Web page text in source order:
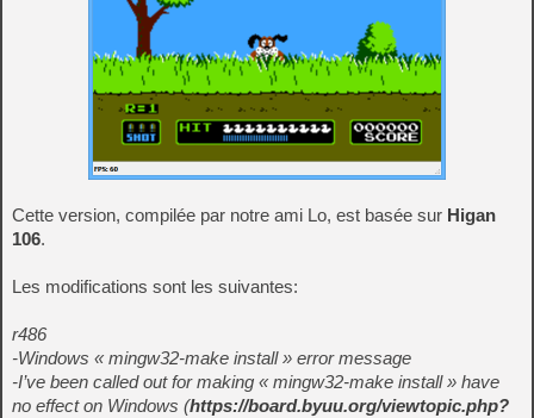
Cette version, compilée par notre ami Lo, est basée sur Higan
106.
Les modifications sont les suivantes:
r486
-Windows « mingw32-make install » error message
-I’ve been called out for making « mingw32-make install » have
no effect on Windows (https://board.byuu.org/viewtopic.php?